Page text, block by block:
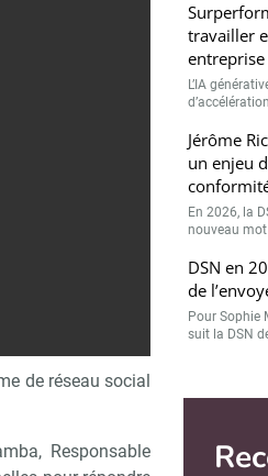
de réseau social
Responsable
travailler
entreprise
L’IA
Jérôme
un enjeu
En 2026, la
nouveau mot
DSN en
de
Pour Sophie
suit la DSN